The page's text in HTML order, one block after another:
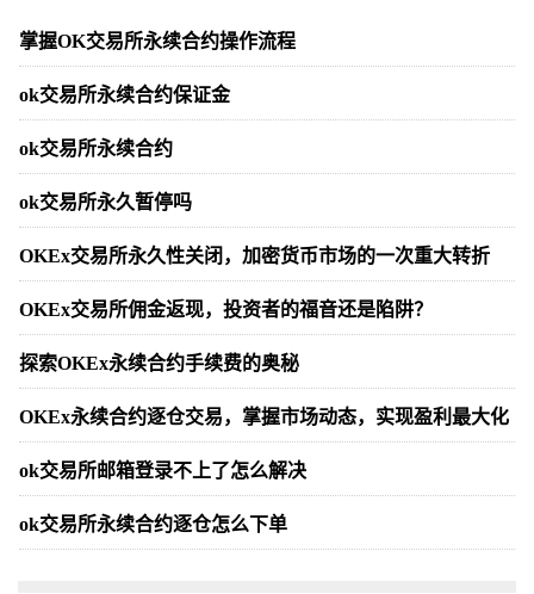
掌握OK交易所永续合约操作流程
ok交易所永续合约保证金
ok交易所永续合约
ok交易所永久暂停吗
OKEx交易所永久性关闭，加密货币市场的一次重大转折
OKEx交易所佣金返现，投资者的福音还是陷阱？
探索OKEx永续合约手续费的奥秘
OKEx永续合约逐仓交易，掌握市场动态，实现盈利最大化
ok交易所邮箱登录不上了怎么解决
ok交易所永续合约逐仓怎么下单